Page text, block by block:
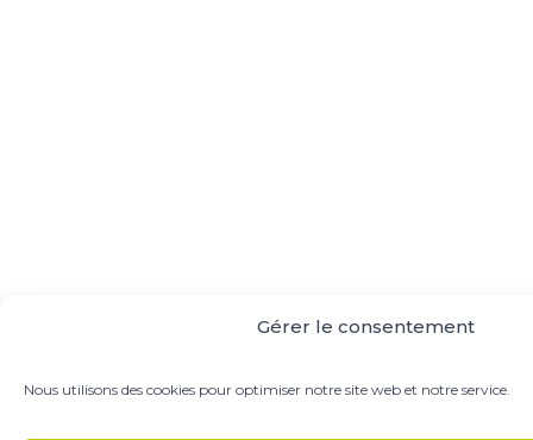
Gérer le consentement
Nous utilisons des cookies pour optimiser notre site web et notre service.